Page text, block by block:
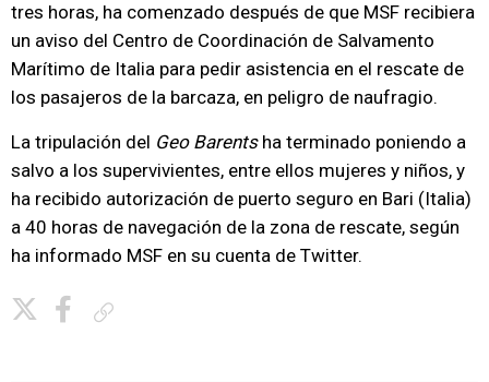
tres horas, ha comenzado después de que MSF recibiera
un aviso del Centro de Coordinación de Salvamento
Marítimo de Italia para pedir asistencia en el rescate de
los pasajeros de la barcaza, en peligro de naufragio.
La tripulación del Geo Barentsha terminado poniendo a
salvo a los supervivientes, entre ellos mujeres y niños, y
ha recibido autorización de puerto seguro en Bari (Italia)
a 40 horas de navegación de la zona de rescate, según
ha informado MSF en su cuenta de Twitter.